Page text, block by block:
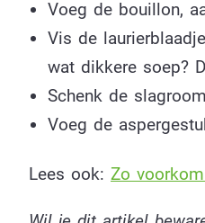
Voeg de bouillon,
Vis de
wat dikkere soep?
Schenk de
Voeg de
Lees ook: Zo